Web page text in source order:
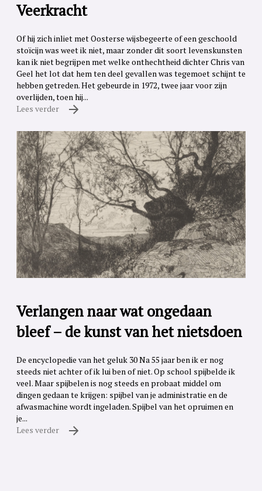
Veerkracht
Of hij zich inliet met Oosterse wijsbegeerte of een geschoold
stoïcijn was weet ik niet, maar zonder dit soort levenskunsten
kan ik niet begrijpen met welke onthechtheid dichter Chris van
Geel het lot dat hem ten deel gevallen was tegemoet schijnt te
hebben getreden. Het gebeurde in 1972, twee jaar voor zijn
overlijden, toen hij...
Lees verder
Verlangen naar wat ongedaan
bleef – de kunst van het nietsdoen
De encyclopedie van het geluk 30 Na 55 jaar ben ik er nog
steeds niet achter of ik lui ben of niet. Op school spijbelde ik
veel. Maar spijbelen is nog steeds en probaat middel om
dingen gedaan te krijgen: spijbel van je administratie en de
afwasmachine wordt ingeladen. Spijbel van het opruimen en
je...
Lees verder